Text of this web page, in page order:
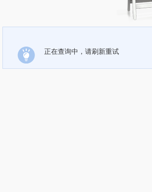
正在查询中，请刷新重试